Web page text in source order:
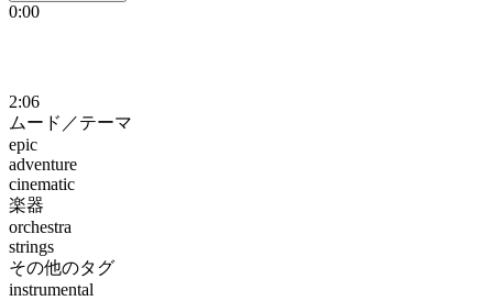
0:00
2:06
ムード／テーマ
epic
adventure
cinematic
楽器
orchestra
strings
その他のタグ
instrumental